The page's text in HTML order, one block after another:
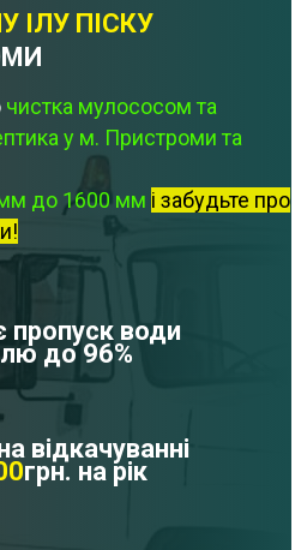
ІЛУ ПІСКУ
чистка мулососом та
у м. Пристроми та
мм до 1600 мм і забудьте про
пропуск води
до 96%
відкачуванні
грн. на рік